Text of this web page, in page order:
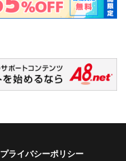
プライバシーポリシー